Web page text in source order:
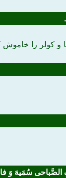
و کولر را خاموش
الصَّباحی سُمَیهَ وَ